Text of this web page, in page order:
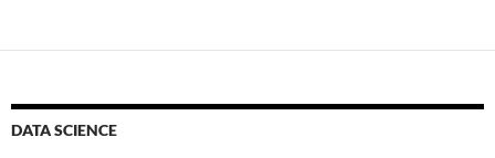
articles
DATA SCIENCE